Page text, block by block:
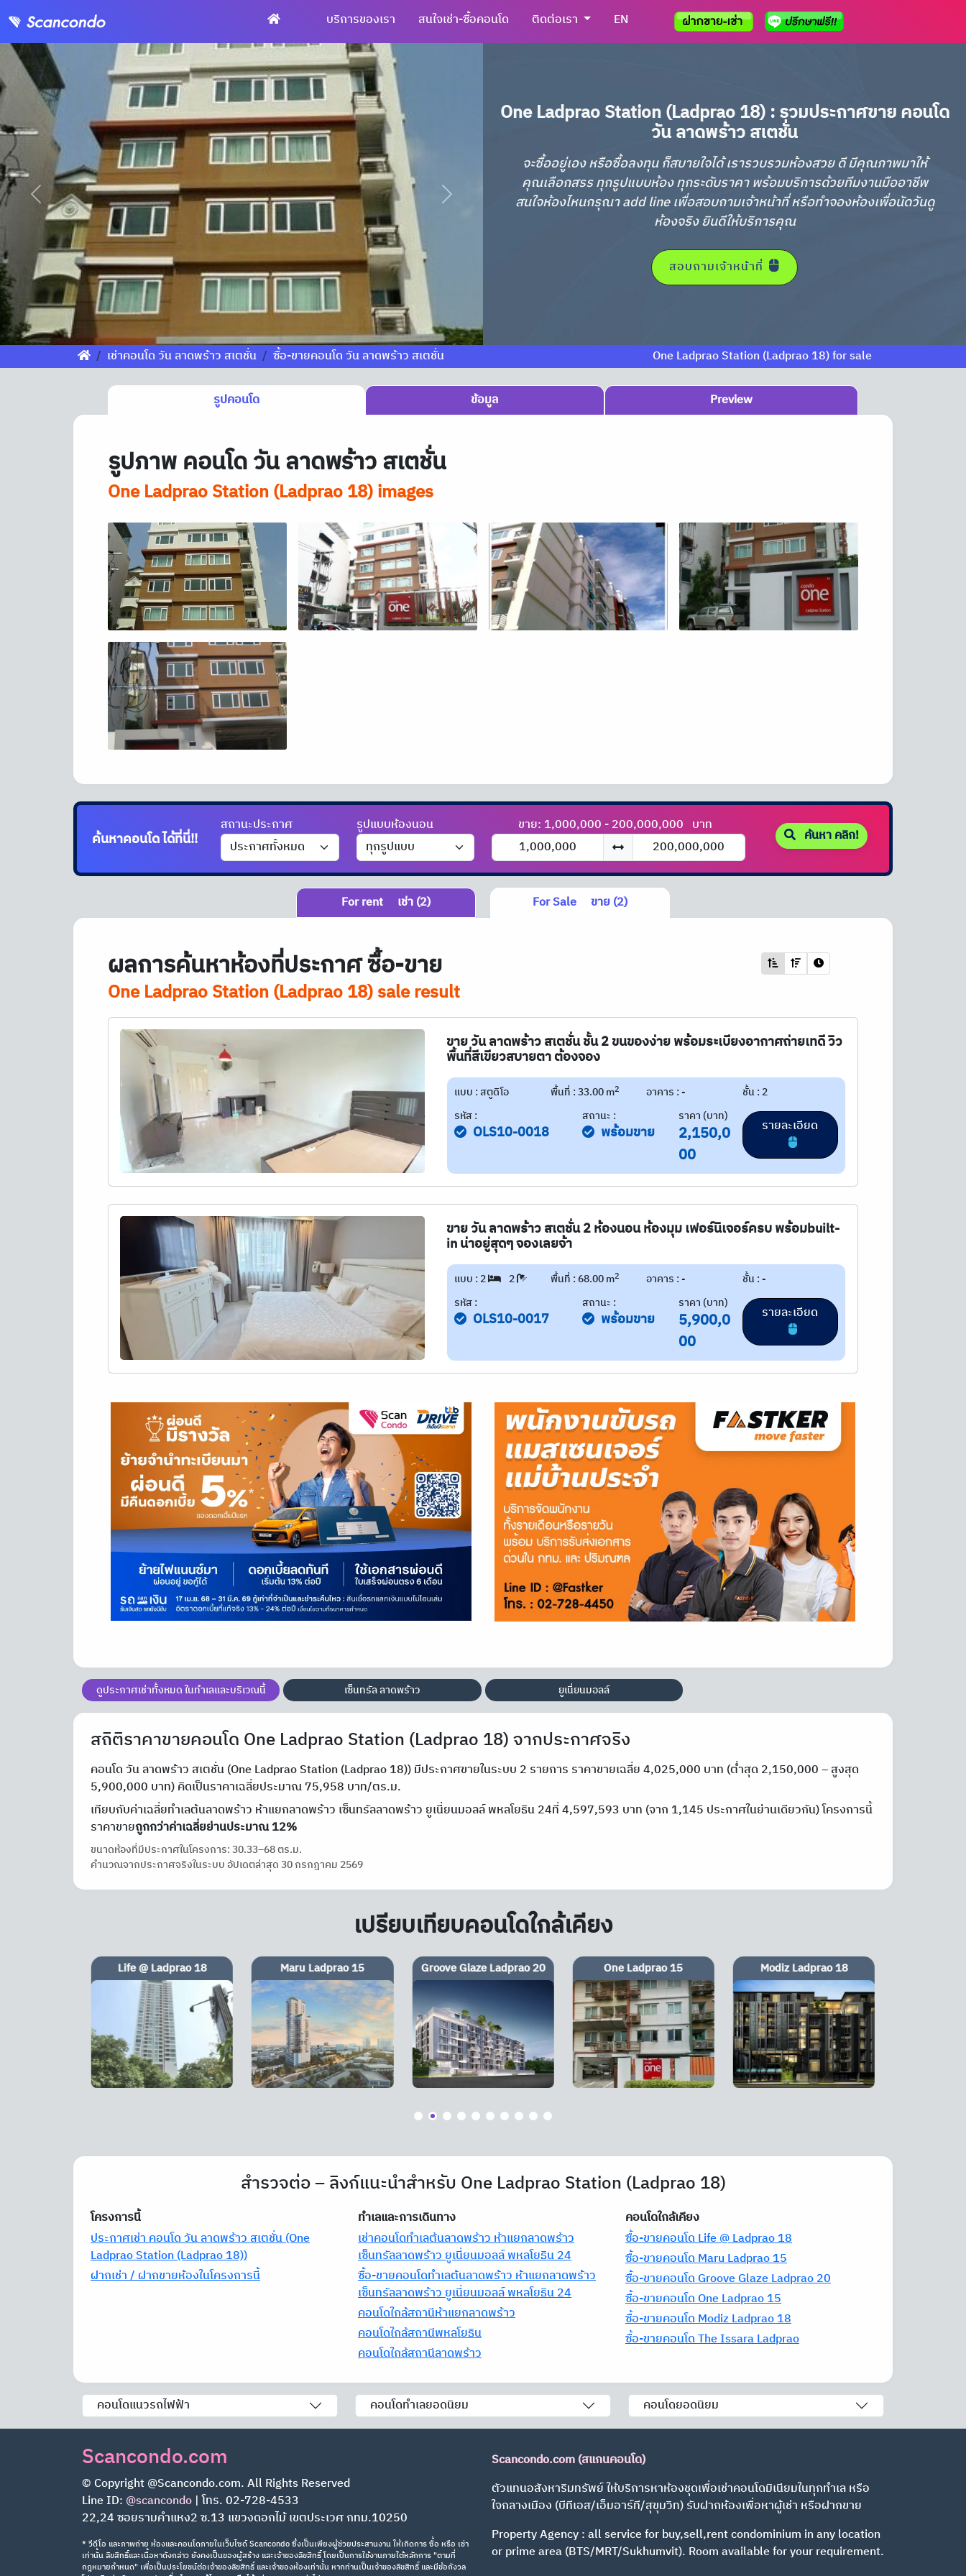
บริการของเรา สนใจเช่า-ซื้อคอนโด ติดต่อเรา EN
One Ladprao Station (Ladprao 18) : รวมประกาศขาย คอนโด
วัน ลาดพร้าว สเตชั่น
จะซื้ออยู่เอง หรือซื้อลงทุน ก็สบายใจได้ เรารวบรวมห้องสวย ดี มีคุณภาพมาให้
คุณเลือกสรร ทุกรูปแบบห้อง ทุกระดับราคา พร้อมบริการด้วยทีมงานมืออาชีพ
สนใจห้องไหนกรุณา add line เพื่อสอบถามเจ้าหน้าที่ หรือทำจองห้องเพื่อนัดวันดู
ห้องจริง ยินดีให้บริการคุณ
สอบถามเจ้าหน้าที่
เช่าคอนโด วัน ลาดพร้าว สเตชั่น ซื้อ-ขายคอนโด วัน ลาดพร้าว สเตชั่น One Ladprao Station (Ladprao 18) for sale
รูปคอนโด ข้อมูล Preview
รูปภาพ คอนโด วัน ลาดพร้าว สเตชั่น
One Ladprao Station (Ladprao 18) images
ค้นหาคอนโดได้ที่นี่!!
สถานะประกาศ รูปแบบห้องนอน ขาย: 1,000,000 - 200,000,000 บาท
ค้นหา คลิก!
For rent เช่า (2) For Sale ขาย (2)
ผลการค้นหาห้องที่ประกาศ ซื้อ-ขาย
One Ladprao Station (Ladprao 18) sale result
ขาย วัน ลาดพร้าว สเตชั่น ชั้น 2 ขนของง่าย พร้อมระเบียงอากาศถ่ายเทดี วิว
พื้นที่สีเขียวสบายตา ต้องจอง
แบบ : สตูดิโอ พื้นที่ : 33.00 m2 อาคาร : -
ชั้น : 2
รหัส :
OLS10-0018
สถานะ :
พร้อมขาย
ราคา (บาท)
2,150,0
00
ขาย วัน ลาดพร้าว สเตชั่น 2 ห้องนอน ห้องมุม เฟอร์นิเจอร์ครบ พร้อมbuilt-
in น่าอยู่สุดๆ จองเลยจ้า
แบบ : 2 2 พื้นที่ : 68.00 m2 อาคาร : -
ชั้น : -
รหัส :
OLS10-0017
สถานะ :
พร้อมขาย
ราคา (บาท)
5,900,0
00
ดูประกาศเช่าทั้งหมด ในทำเลและบริเวณนี้ เซ็นทรัล ลาดพร้าว ยูเนี่ยนมอลล์
สถิติราคาขายคอนโด One Ladprao Station (Ladprao 18) จากประกาศจริง
คอนโด วัน ลาดพร้าว สเตชั่น (One Ladprao Station (Ladprao 18)) มีประกาศขายในระบบ 2 รายการ ราคาขายเฉลี่ย 4,025,000 บาท (ต่ำสุด 2,150,000 – สูงสุด
5,900,000 บาท) คิดเป็นราคาเฉลี่ยประมาณ 75,958 บาท/ตร.ม.
เทียบกับค่าเฉลี่ยทำเลต้นลาดพร้าว ห้าแยกลาดพร้าว เซ็นทรัลลาดพร้าว ยูเนี่ยนมอลล์ พหลโยธิน 24ที่ 4,597,593 บาท (จาก 1,145 ประกาศในย่านเดียวกัน) โครงการนี้
ราคาขายถูกกว่าค่าเฉลี่ยย่านประมาณ 12%
ขนาดห้องที่มีประกาศในโครงการ: 30.33–68 ตร.ม.
คำนวณจากประกาศจริงในระบบ อัปเดตล่าสุด 30 กรกฎาคม 2569
เปรียบเทียบคอนโดใกล้เคียง
Maru Ladprao 15 Groove Glaze Ladprao 20 One Ladprao 15 Modiz Ladprao 18 The Issara Ladprao
สำรวจต่อ – ลิงก์แนะนำสำหรับ One Ladprao Station (Ladprao 18)
โครงการนี้
ประกาศเช่า คอนโด วัน ลาดพร้าว สเตชั่น (One
Ladprao Station (Ladprao 18))
ฝากเช่า / ฝากขายห้องในโครงการนี้
ทำเลและการเดินทาง
เช่าคอนโดทำเลต้นลาดพร้าว ห้าแยกลาดพร้าว
เซ็นทรัลลาดพร้าว ยูเนี่ยนมอลล์ พหลโยธิน 24
ซื้อ-ขายคอนโดทำเลต้นลาดพร้าว ห้าแยกลาดพร้าว
เซ็นทรัลลาดพร้าว ยูเนี่ยนมอลล์ พหลโยธิน 24
คอนโดใกล้สถานีห้าแยกลาดพร้าว
คอนโดใกล้สถานีพหลโยธิน
คอนโดใกล้สถานีลาดพร้าว
คอนโดใกล้เคียง
ซื้อ-ขายคอนโด Life @ Ladprao 18
ซื้อ-ขายคอนโด Maru Ladprao 15
ซื้อ-ขายคอนโด Groove Glaze Ladprao 20
ซื้อ-ขายคอนโด One Ladprao 15
ซื้อ-ขายคอนโด Modiz Ladprao 18
ซื้อ-ขายคอนโด The Issara Ladprao
คอนโดแนวรถไฟฟ้า คอนโดทำเลยอดนิยม คอนโดยอดนิยม
Scancondo.com
© Copyright @Scancondo.com. All Rights Reserved
Line ID: @scancondo | โทร. 02-728-4533
22,24 ซอยรามคำแหง2 ซ.13 แขวงดอกไม้ เขตประเวศ กทม.10250
* วีดีโอ และภาพถ่าย ห้องและคอนโดภายในเว็บไซด์ Scancondo ซึ่งเป็นเพียงผู้ช่วยประสานงาน ให้เกิดการ ซื้อ หรือ เช่า
เท่านั้น ลิขสิทธิ์และเนื้อหาดังกล่าว ยังคงเป็นของผู้สร้าง และเจ้าของลิขสิทธิ์ โดยเป็นการใช้งานภายใต้หลักการ "ตามที่
กฎหมายกำหนด" เพื่อเป็นประโยชน์ต่อเจ้าของลิขสิทธิ์ และเจ้าของห้องเท่านั้น หากท่านเป็นเจ้าของลิขสิทธิ์ และมีข้อกังวล
Scancondo.com (สแกนคอนโด)
ตัวแทนอสังหาริมทรัพย์ ให้บริการหาห้องชุดเพื่อเช่าคอนโดมิเนียมในทุกทำเล หรือ
ใจกลางเมือง (บีทีเอส/เอ็มอาร์ที/สุขุมวิท) รับฝากห้องเพื่อหาผู้เช่า หรือฝากขาย
Property Agency : all service for buy,sell,rent condominium in any location
or prime area (BTS/MRT/Sukhumvit). Room availablefor your requirement.